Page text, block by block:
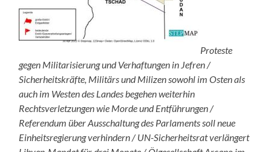
Proteste
gegen Militarisierung und Verhaftungen in Jefren /
Sicherheitskräfte, Militärs und Milizen sowohl im Osten als
auch im Westen des Landes begehen weiterhin
Rechtsverletzungen wie Morde und Entführungen /
Referendum über Ausschaltung des Parlaments soll neue
Einheitsregierung verhindern / UN-Sicherheitsrat verlängert